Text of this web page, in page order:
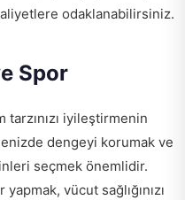
odaklanabilirsiniz.
Spor
tarzınızı iyileştirmenin
dengeyi korumak ve
seçmek önemlidir.
vücut sağlığınızı